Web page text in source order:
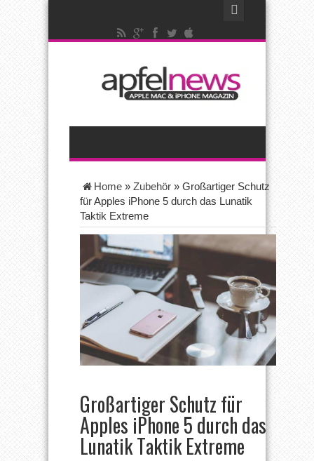
Home » Zubehör » Großartiger Schutz
für Apples iPhone 5 durch das Lunatik
Taktik Extreme
Großartiger Schutz für
Apples iPhone 5 durch das
Lunatik Taktik Extreme